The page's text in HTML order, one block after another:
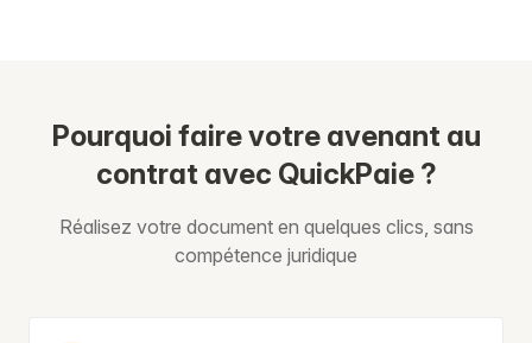
Pourquoi faire votre avenant au
contrat avec QuickPaie ?
Réalisez votre document en quelques clics, sans
compétence juridique